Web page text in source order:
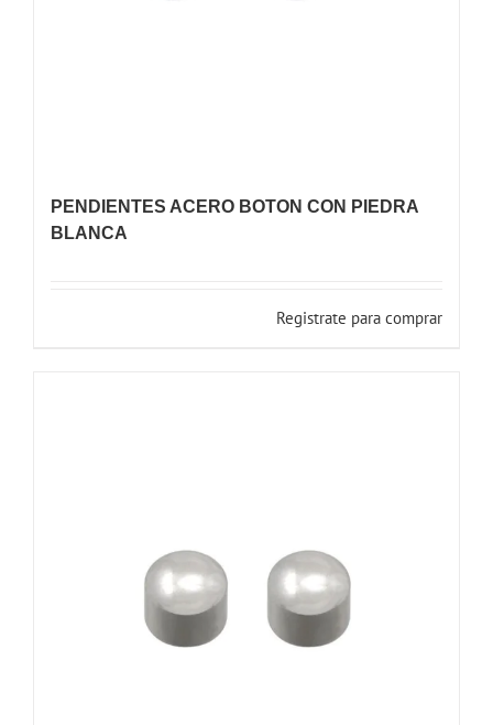
PENDIENTES ACERO BOTON CON PIEDRA
BLANCA
Registrate para comprar